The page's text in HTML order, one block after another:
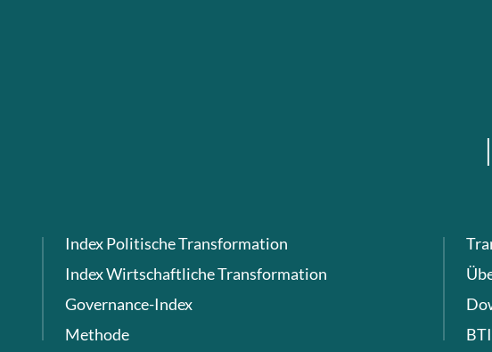
Index Politische Transformation
Index Wirtschaftliche Transformation
Governance-Index
Methode